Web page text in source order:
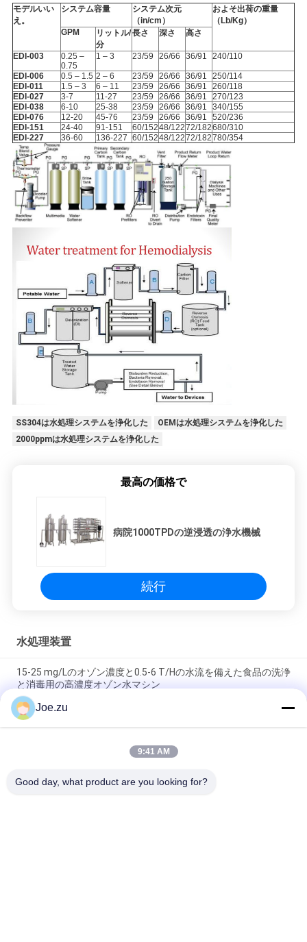
モデルいい
え。
システム容量
システム次元
（in/cm）
およそ出荷の重量
（Lb/Kg）
GPM
リットル/
分
長さ 深さ 高さ
EDI-003
0.25 –
0.75
1 – 3 23/59 26/66 36/91 240/110
EDI-006 0.5 – 1.5 2 – 6 23/59 26/66 36/91
250/114
EDI-011
1.5 – 3 6 – 11 23/59 26/66 36/91
260/118
EDI-027
3-7 11-27 23/59 26/66 36/91
270/123
EDI-038
6-10 25-38 23/59 26/66 36/91
340/155
EDI-076
12-20 45-76 23/59 26/66 36/91
520/236
EDI-151
24-40 91-151 60/15248/12272/182680/310
EDI-227
36-60 136-227 60/15248/12272/182780/354
SS304は水処理システムを浄化した
OEMは水処理システムを浄化した
2000ppmは水処理システムを浄化した
最高の価格で
病院1000TPDの逆浸透の浄水機械
続行
水処理装置
15-25 mg/Lのオゾン濃度と0.5-6 T/Hの水流を備えた食品の洗浄
と消毒用の高濃度オゾン水マシン
コロナ放電技術とステンレス鋼構造を使用した、毎時2gから
200gのオゾン生成が可能な空気源オゾン発生器
3g/hと5g/hの移動式床立オゾン滅菌器 空気浄化のためのオゾン
Joe.zu
9:41 AM
Good day, what product are you looking for?